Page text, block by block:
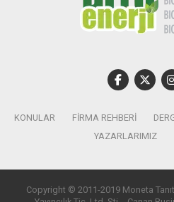
KONULAR FIRMA REHBERI
YAZARLARIMIZ
Copyright © 2011-2019 Moneta